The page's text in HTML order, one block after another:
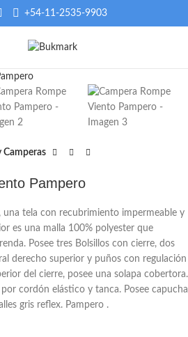
+54-11-2535-9903
Camperas
Pampero
una tela con recubrimiento impermeable y
es una malla 100% polyester que
Posee tres Bolsillos con cierre, dos
derecho superior y puños con regulación
del cierre, posee una solapa cobertora.
cordón elástico y tanca. Posee capucha
gris reflex. Pampero .